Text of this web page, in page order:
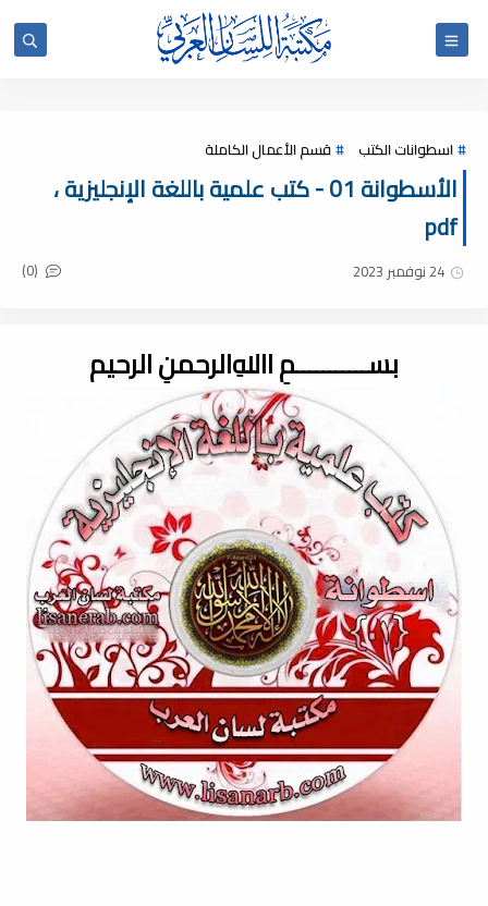
اسطوانات الكتب قسم الأعمال الكاملة
الأسطوانة 01 - كتب علمية باللغة الإنجليزية ،
pdf
24 نوفمبر 2023 (0)
بســـــــــــمِ اﷲِالرحمنِ الرحيم